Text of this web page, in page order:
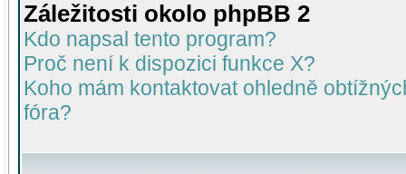
Záležitosti okolo phpBB 2
Kdo napsal tento program?
Proč není k dispozici funkce X?
Koho mám kontaktovat ohledně
fóra?